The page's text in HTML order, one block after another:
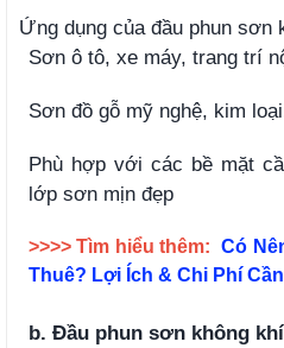
Ứng dụng của đầu phun sơn
Sơn ô tô, xe máy, trang trí
Sơn đồ gỗ mỹ nghệ, kim
Phù hợp với các bề mặt
lớp sơn mịn đẹp
>>>> Tìm hiểu thêm:
Có
Thuê? Lợi Ích & Chi Phí
b. Đầu phun sơn không